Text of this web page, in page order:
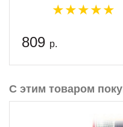
809 р.
С этим товаром